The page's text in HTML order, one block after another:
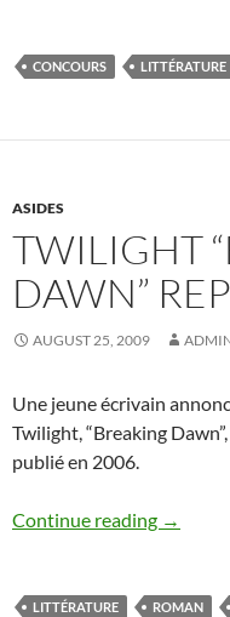
CONCOURS LITTÉRATURE
ASIDES
TWILIGHT
DAWN”
AUGUST 25, 2009
Une jeune écrivain
Twilight, “Breaking
publié en 2006.
Continue reading Twilight
→
LITTÉRATURE ROMAN